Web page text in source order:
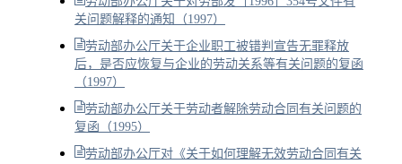
关问题解释的通知（1997）
劳动部办公厅关于企业职工被错判宣告无罪释放
后，是否应恢复与企业的劳动关系等有关问题的复函
（1997）
劳动部办公厅关于劳动者解除劳动合同有关问题的
复函（1995）
劳动部办公厅对《关于如何理解无效劳动合同有关